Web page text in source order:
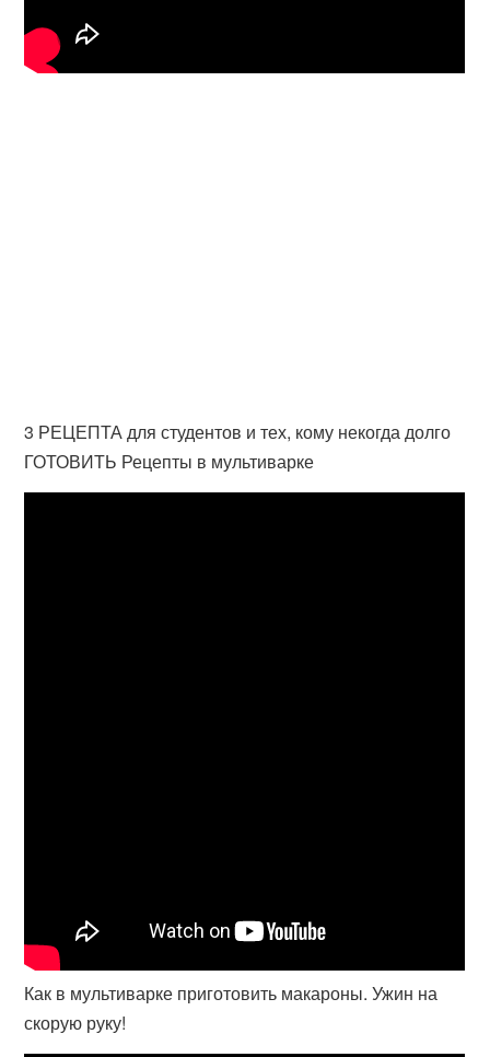
3 РЕЦЕПТА для студентов и тех, кому некогда долго
ГОТОВИТЬ Рецепты в мультиварке
Как в мультиварке приготовить макароны. Ужин на
скорую руку!